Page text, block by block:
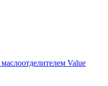
Value